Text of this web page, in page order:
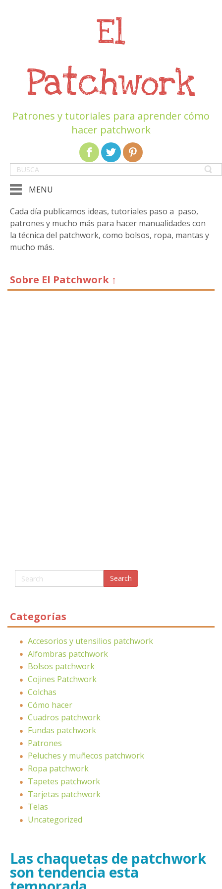
El
Patchwork
Patrones y tutoriales para aprender cómo
hacer patchwork
MENU
Cada día publicamos ideas, tutoriales paso a paso,
patrones y mucho más para hacer manualidades con
la técnica del patchwork, como bolsos, ropa, mantas y
mucho más.
Sobre El Patchwork ↑
Categorías
Accesorios y utensilios patchwork
Alfombras patchwork
Bolsos patchwork
Cojines Patchwork
Colchas
Cómo hacer
Cuadros patchwork
Fundas patchwork
Patrones
Peluches y muñecos patchwork
Ropa patchwork
Tapetes patchwork
Tarjetas patchwork
Telas
Uncategorized
Las chaquetas de patchwork
son tendencia esta